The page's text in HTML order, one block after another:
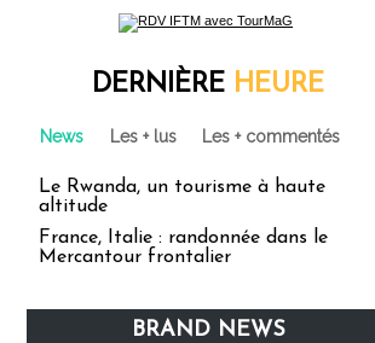
DERNIÈRE HEURE
News Les + lus Les + commentés
Le Rwanda, un tourisme à haute
altitude
France, Italie : randonnée dans le
Mercantour frontalier
BRAND NEWS